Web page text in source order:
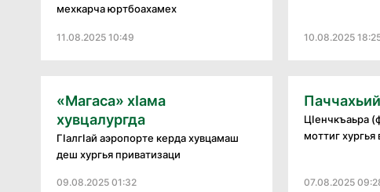
мехкарча юртбоахамех
11.08.2025 10:49 10.08.2025
«Магаса» хӀама
хувцалургда
ГӀалгӀай аэропорте керда хувцамаш
деш хургья приватизаци
09.08.2025 01:32
ЦIенчкъаьра
моттиг хургья
07.08.2025